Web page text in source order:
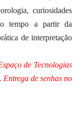
curiosidades
tempo a partir da
de interpretação
de Tecnologias
de senhas no